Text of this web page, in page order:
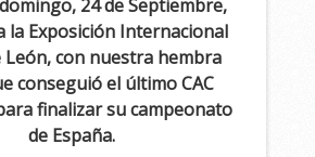
24 de Septiembre,
la Exposición Internacional
León, con nuestra hembra
conseguió el último CAC
finalizar su campeonato
de España.